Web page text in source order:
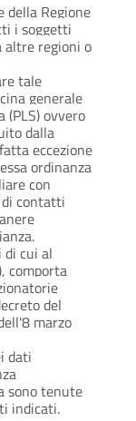
della Regione
i soggetti
altre regioni o
tale
generale
(PLS) ovvero
dalla
eccezione
ordinanza
con
contatti
di cui al
comporta
del
marzo
dati
sono tenute
indicati.